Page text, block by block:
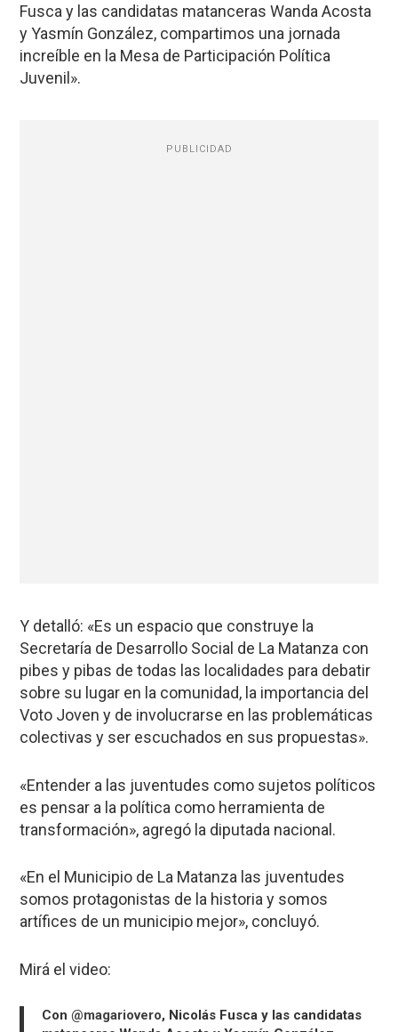
Fusca y las candidatas matanceras Wanda Acosta
y Yasmín González, compartimos una jornada
increíble en la Mesa de Participación Política
Juvenil».
PUBLICIDAD
Y detalló: «Es un espacio que construye la
Secretaría de Desarrollo Social de La Matanza con
pibes y pibas de todas las localidades para debatir
sobre su lugar en la comunidad, la importancia del
Voto Joven y de involucrarse en las problemáticas
colectivas y ser escuchados en sus propuestas».
«Entender a las juventudes como sujetos políticos
es pensar a la política como herramienta de
transformación», agregó la diputada nacional.
«En el Municipio de La Matanza las juventudes
somos protagonistas de la historia y somos
artífices de un municipio mejor», concluyó.
Mirá el video:
Con@magariovero, Nicolás Fusca y las candidatas